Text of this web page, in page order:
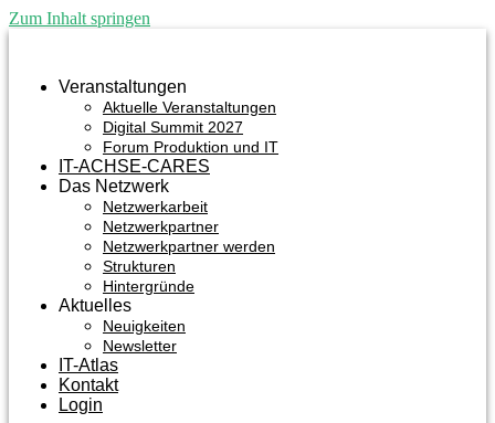
Zum Inhalt springen
Veranstaltungen
Aktuelle Veranstaltungen
Digital Summit 2027
Forum Produktion und IT
IT-ACHSE-CARES
Das Netzwerk
Netzwerkarbeit
Netzwerkpartner
Netzwerkpartner werden
Strukturen
Hintergründe
Aktuelles
Neuigkeiten
Newsletter
IT-Atlas
Kontakt
Login